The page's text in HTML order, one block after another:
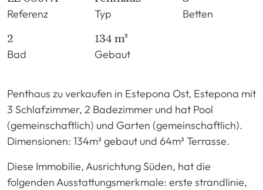
Referenz Typ Betten
2
Bad
134 m²
Gebaut
Penthaus zu verkaufen in Estepona Ost, Estepona mit
3 Schlafzimmer, 2 Badezimmer und hat Pool
(gemeinschaftlich) und Garten (gemeinschaftlich).
Dimensionen: 134m² gebaut und 64m² Terrasse.
Diese Immobilie, Ausrichtung Süden, hat die
folgenden Ausstattungsmerkmale: erste strandlinie,